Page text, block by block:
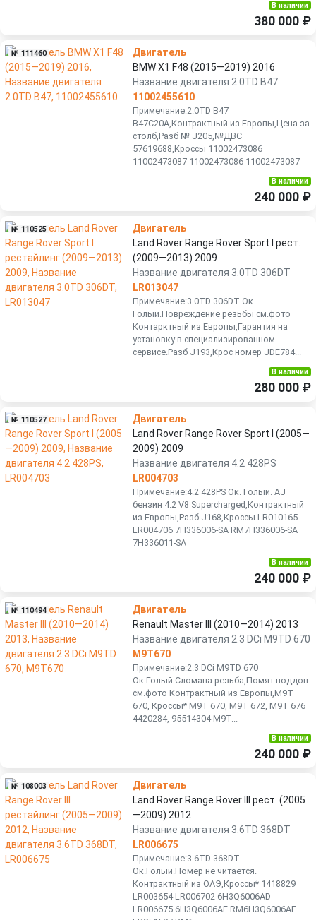
В наличии
380 000 ₽
№ 111460
Двигатель
BMW X1 F48 (2015—2019) 2016
Название двигателя 2.0TD B47
11002455610
Примечание:2.0TD B47
B47C20A,Контрактный из Европы,Цена за
столб,Разб № J205,№ДВС
57619688,Кроссы 11002473086
11002473087 11002473086 11002473087
В наличии
240 000 ₽
№ 110525
Двигатель
Land Rover Range Rover Sport I рест.
(2009—2013) 2009
Название двигателя 3.0TD 306DT
LR013047
Примечание:3.0TD 306DT Ок.
Голый.Повреждение резьбы см.фото
Контарктный из Европы,Гарантия на
установку в специализированном
сервисе.Разб J193,Крос номер JDE784...
В наличии
280 000 ₽
№ 110527
Двигатель
Land Rover Range Rover Sport I (2005—
2009) 2009
Название двигателя 4.2 428PS
LR004703
Примечание:4.2 428PS Ок. Голый. AJ
бензин 4.2 V8 Supercharged,Контрактный
из Европы,Разб J168,Кроссы LR010165
LR004706 7H336006-SA RM7H336006-SA
7H336011-SA
В наличии
240 000 ₽
№ 110494
Двигатель
Renault Master III (2010—2014) 2013
Название двигателя 2.3 DCi M9TD 670
M9T670
Примечание:2.3 DCi M9TD 670
Ок.Голый.Сломана резьба,Помят поддон
см.фото Контрактный из Европы,M9T
670, Кроссы* М9Т 670, М9T 672, M9Т 676
4420284, 95514304 M9T...
В наличии
240 000 ₽
№ 108003
Двигатель
Land Rover Range Rover III рест. (2005
—2009) 2012
Название двигателя 3.6TD 368DT
LR006675
Примечание:3.6TD 368DT
Ок.Голый.Номер не читается.
Контрактный из ОАЭ,Кроссы* 1418829
LR003654 LR006702 6Н3Q6006АD
LR006675 6H3Q6006AЕ RM6Н3Q6006AЕ